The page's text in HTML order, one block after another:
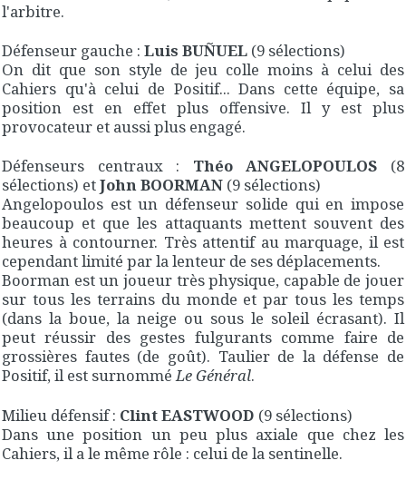
l'arbitre.
Défenseur gauche : Luis BUÑUEL (9 sélections)
On dit que son style de jeu colle moins à celui des
Cahiers qu'à celui de Positif... Dans cette équipe, sa
position est en effet plus offensive. Il y est plus
provocateur et aussi plus engagé.
Défenseurs centraux : Théo ANGELOPOULOS (8
sélections) etJohn BOORMAN (9 sélections)
Angelopoulos est un défenseur solide qui en impose
beaucoup et que les attaquants mettent souvent des
heures à contourner. Très attentif au marquage, il est
cependant limité par la lenteur de ses déplacements.
Boorman est un joueur très physique, capable de jouer
sur tous les terrains du monde et par tous les temps
(dans la boue, la neige ou sous le soleil écrasant). Il
peut réussir des gestes fulgurants comme faire de
grossières fautes (de goût). Taulier de la défense de
Positif, il est surnomméLe Général.
Milieu défensif : Clint EASTWOOD (9 sélections)
Dans une position un peu plus axiale que chez les
Cahiers, il a le même rôle : celui de la sentinelle.